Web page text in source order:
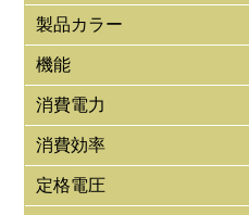
製品カラー
機能
消費電力
消費効率
定格電圧